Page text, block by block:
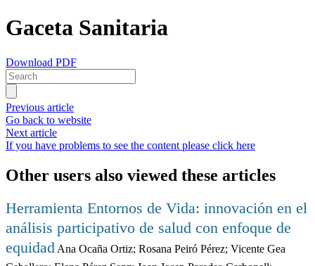
Gaceta Sanitaria
Download PDF
Previous article
Go back to website
Next article
If you have problems to see the content please click here
Other users also viewed these articles
Herramienta Entornos de Vida: innovación en el
análisis participativo de salud con enfoque de
equidad Ana Ocaña Ortiz; Rosana Peiró Pérez; Vicente Gea